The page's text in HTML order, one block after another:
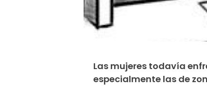
Las mujeres todavía
especialmente las de